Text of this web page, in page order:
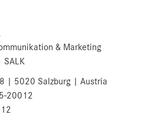
& Marketing
SALK
| 5020 Salzburg | Austria
20012